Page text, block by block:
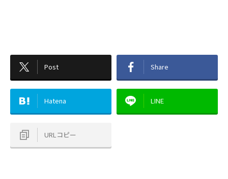
Post Share
Hatena LINE
URLコピー